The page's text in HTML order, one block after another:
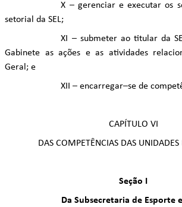
X – gerenciar e executar os
setorial da SEL;
XI – submeter ao titular da
Gabinete as ações e as atividades
Geral; e
XII – encarregar–se de
CAPÍTULO VI
DAS COMPETÊNCIAS DAS UNIDADES
Seção I
Da Subsecretaria de Esporte